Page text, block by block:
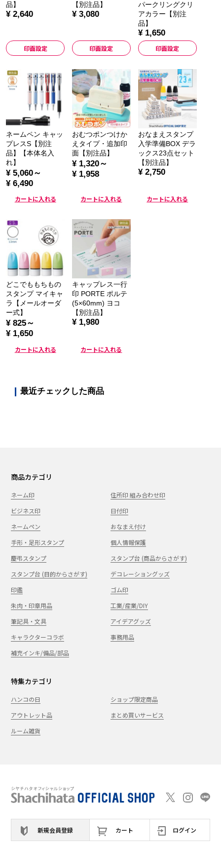
品】
¥ 2,640
印面設定
【別注品】
¥ 3,080
印面設定
パークリングクリ
アカラー【別注
品】
¥ 1,650
印面設定
ネームペン キャッ
プレスS【別注
品】【本体名入
れ】
¥ 5,060～
¥ 6,490
カートに入れる
おむつポンつけか
えタイプ・追加印
面【別注品】
¥ 1,320～
¥ 1,958
カートに入れる
おなまえスタンプ
入学準備BOX デラ
ックス23点セット
【別注品】
¥ 2,750
カートに入れる
どこでももちもの
スタンプ マイキャ
ラ【メールオーダ
ー式】
¥ 825～
¥ 1,650
カートに入れる
キャップレス一行
印 PORTE ポルテ
(5×60mm) ヨコ
【別注品】
¥ 1,980
カートに入れる
最近チェックした商品
商品カテゴリ
ネーム印
住所印 組み合わせ印
ビジネス印
日付印
ネームペン
おなまえ付け
手形・足形スタンプ
個人情報保護
慶弔スタンプ
スタンプ台 (商品からさがす)
スタンプ台 (目的からさがす)
デコレーショングッズ
印鑑
ゴム印
朱肉・印章用品
工業/産業/DIY
筆記具・文具
アイデアグッズ
キャラクターコラボ
事務用品
補充インキ/備品/部品
特集カテゴリ
ハンコの日
ショップ限定商品
アウトレット品
まとめ買いサービス
ルーム雑貨
新規会員登録 カート ログイン